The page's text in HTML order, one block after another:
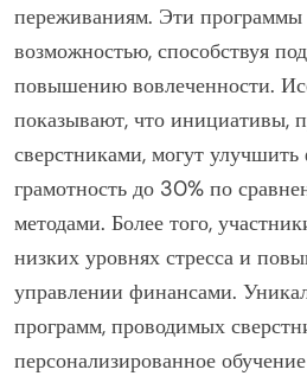
переживаниям. Эти программы
возможностью, способствуя
повышению вовлеченности.
показывают, что инициативы,
сверстниками, могут
грамотность до 30% по
методами. Более того,
низких уровнях стресса и
управлении финансами.
программ, проводимых
персонализированное